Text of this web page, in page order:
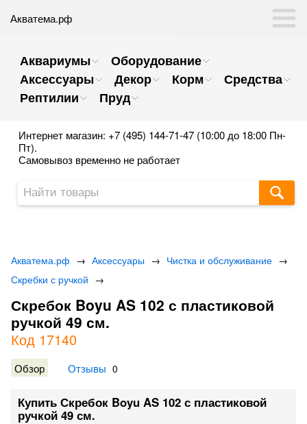
Акватема.рф
Аквариумы
Оборудование
Аксессуары
Декор Корм
Средства
Рептилии
Пруд
Интернет магазин: +7 (495) 144-71-47 (10:00 до 18:00 Пн-
Пт).
Самовывоз временно не работает
Акватема.рф → Аксессуары → Чистка и обслуживание →
Скребки с ручкой →
Скребок Boyu AS 102 с пластиковой
ручкой 49 см.
Код 17140
Обзор Отзывы 0
Купить Скребок Boyu AS 102 с пластиковой
ручкой 49 см.